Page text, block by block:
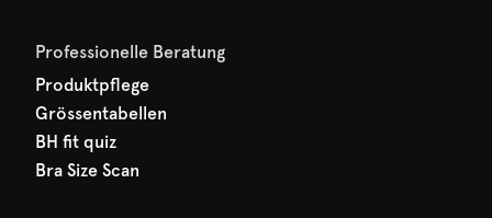
Professionelle Beratung
Produktpflege
Grössentabellen
BH fit quiz
Bra Size Scan